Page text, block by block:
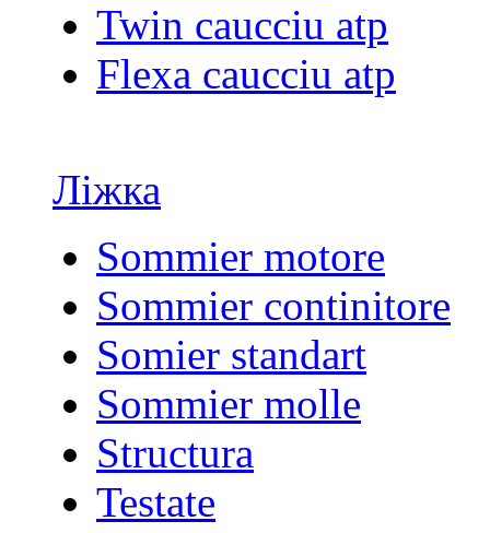
Twin caucciu atp
Flexa caucciu atp
Ліжка
Sommier motore
Sommier continitore
Somier standart
Sommier molle
Structura
Testate